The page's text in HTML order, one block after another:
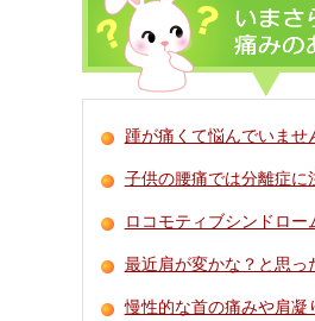
踵が痛くて悩んでいませ
子供の腰痛では分離症に
ロコモティブシンドロー
最近肩が変かな？と思っ
慢性的な首の痛みや肩凝